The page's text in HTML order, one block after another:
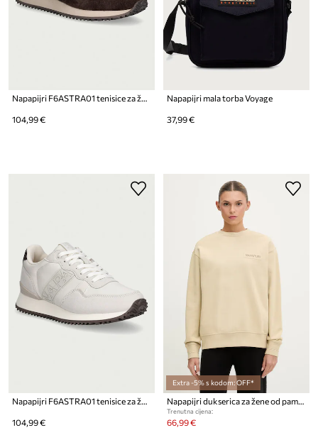
104,99 €
Napapijri mala torba Voyage
37,99 €
Napapijri F6ASTRA01 tenisice za žene
104,99 €
Extra -5% s kodom: OFF*
Napapijri dukserica za žene od pamuka CLARAO
Trenutna cijena:
66,99 €